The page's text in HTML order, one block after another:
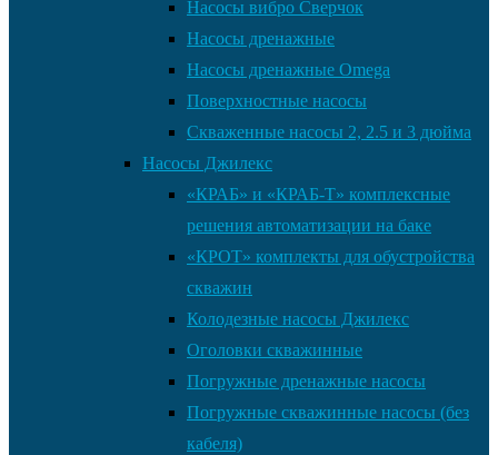
Насосы вибро Сверчок
Насосы дренажные
Насосы дренажные Omega
Поверхностные насосы
Скваженные насосы 2, 2.5 и 3 дюйма
Насосы Джилекс
«КРАБ» и «КРАБ-Т» комплексные
решения автоматизации на баке
«КРОТ» комплекты для обустройства
скважин
Колодезные насосы Джилекс
Оголовки скважинные
Погружные дренажные насосы
Погружные скважинные насосы (без
кабеля)